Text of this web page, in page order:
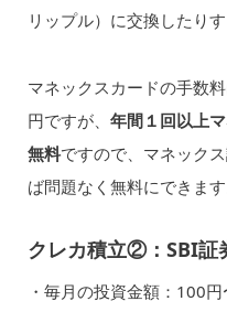
リップル）に交換したり
マネックスカードの手数
円ですが、 年間１回以上
無料ですので、マネック
ば問題なく無料にできます
クレカ積立②：SBI証
・毎月の投資金額：100